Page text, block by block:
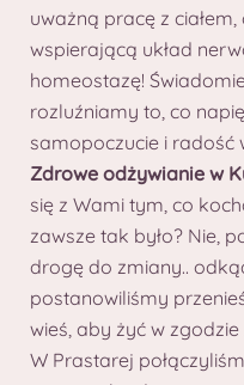
uważną pracę z
wspierającą układ
homeostazę!
rozluźniamy to, co
samopoczucie i radość
Zdrowe odżywianie w
się z Wami tym, co
zawsze tak było? Nie,
drogę do zmiany..
postanowiliśmy
wieś, aby żyć w zgodzie
W Prastarej